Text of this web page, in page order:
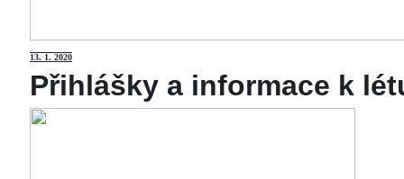
13. 1. 2020
Přihlášky a informace k